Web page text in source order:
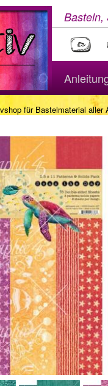
Basteln,
für Bastelmaterial aller